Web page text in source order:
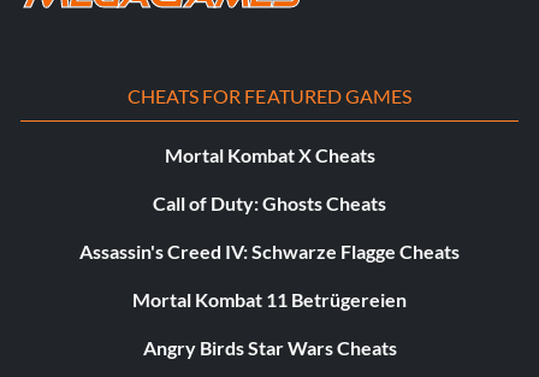
CHEATS FOR FEATURED GAMES
Mortal Kombat X Cheats
Call of Duty: Ghosts Cheats
Assassin's Creed IV: Schwarze Flagge Cheats
Mortal Kombat 11 Betrügereien
Angry Birds Star Wars Cheats